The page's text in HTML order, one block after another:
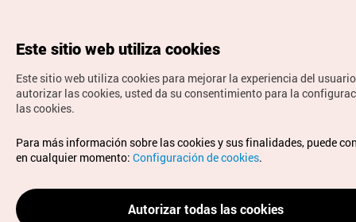
Copyrights © Organización de Turismo de Corea. Todos los
derechos reservados.
Para informes de errores y cuestiones relacionadas con el
sitio web, dirija sus consultas al correoelectrónico oficial:
spanish@knto.or.kr
Este sitio web utiliza cookies
Este sitio web utiliza cookies para mejorar la experiencia del
autorizar las cookies, usted da su consentimiento para la
las cookies.
Para más información sobre las cookies y sus finalidades, puede
en cualquier momento: Configuración de cookies.
Autorizar todas las cookies